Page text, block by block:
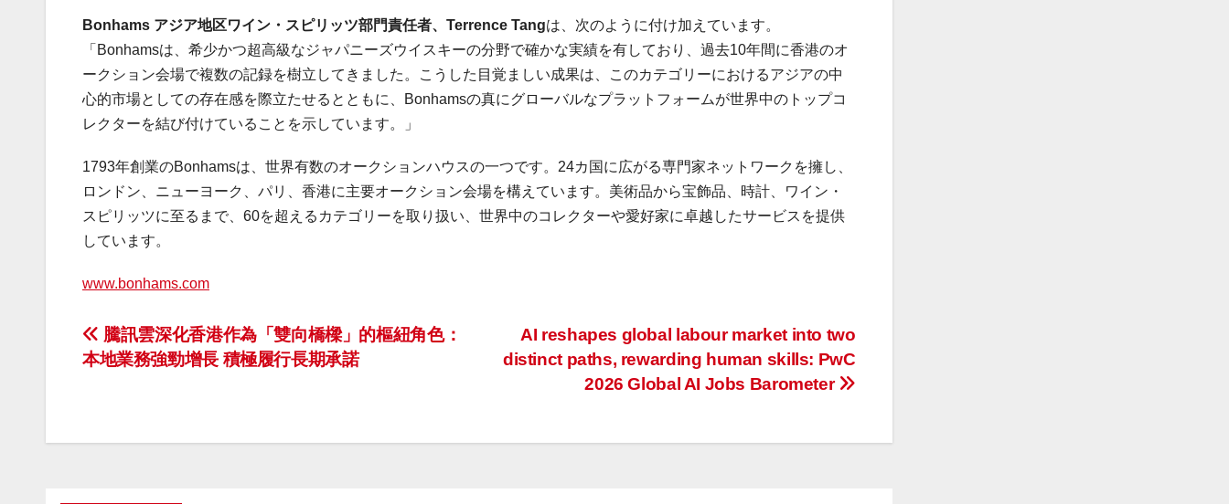
Bonhams アジア地区ワイン・スピリッツ部門責任者、 Terrence Tangは、次のように付け加えています。
「Bonhamsは、希少かつ超高級なジャパニーズウイスキーの分野で確かな実績を有しており、過去10年間に香港のオ
ークション会場で複数の記録を樹立してきました。こうした目覚ましい成果は、このカテゴリーにおけるアジアの中
心的市場としての存在感を際立たせるとともに、Bonhamsの真にグローバルなプラットフォームが世界中のトップコ
レクターを結び付けていることを示しています。」
1793年創業のBonhamsは、世界有数のオークションハウスの一つです。24カ国に広がる専門家ネットワークを擁し、
ロンドン、ニューヨーク、パリ、香港に主要オークション会場を構えています。美術品から宝飾品、時計、ワイン・
スピリッツに至るまで、60を超えるカテゴリーを取り扱い、世界中のコレクターや愛好家に卓越したサービスを提供
しています。
www.bonhams.com
投
稿
ビ
AI reshapes global labour market into two
distinct paths, rewarding human skills: PwC
2026 Global AI Jobs Barometer
騰訊雲深化香港作為「雙向橋樑」的樞紐角色：
本地業務強勁增長 積極履行長期承諾